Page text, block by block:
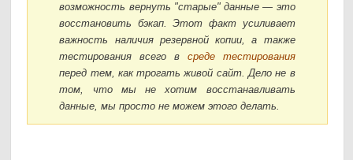
возможность вернуть "старые" данные — это
восстановить бэкап. Этот факт усиливает
важность наличия резервной копии, а также
тестирования всего в среде тестирования
перед тем, как трогать живой сайт. Дело не в
том, что мы не хотим восстанавливать
данные, мы просто не можем этого делать.